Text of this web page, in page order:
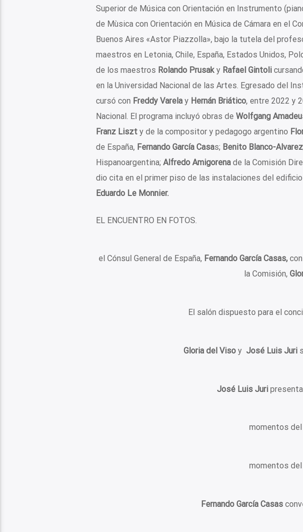
Superior de Música con Orientación en Instrumento
de Mùsica con Orientación en Música de Cámara en el
Buenos Aires «Astor Piazzolla», bajo la tutela del
maestros en Letonia, Chile, España, Estados Unidos,
de los maestros Rolando Prusaky Rafael Gintoli
en la Universidad Nacional de las Artes. Egresado del
cursó con Freddy Varelay Hernán Briático, entre 2022 y
Nacional. El programa incluyó obras de Wolfgang
Franz Liszty de la compositor y pedagogo argentino
de España, Fernando García Casas; Benito Blanco-Alvarez
Hispanoargentina; Alfredo Amigorenade la Comisión
dio cita en el primer piso de las instalaciones del
Eduardo Le Monnier.
EL ENCUENTRO EN FOTOS.
el Cónsul General de España, Fernando García Casas,con
la Comisión,
El salón dispuesto para el
Gloria del Visoy José Luis Juri
José Luis Juri
momentos
momentos
Fernando García Casas